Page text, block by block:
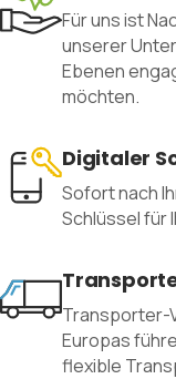
Für uns ist
unserer
Ebenen
möchten.
Digitaler
Sofort nach
Schlüssel für
Transporter-
Europas
flexible